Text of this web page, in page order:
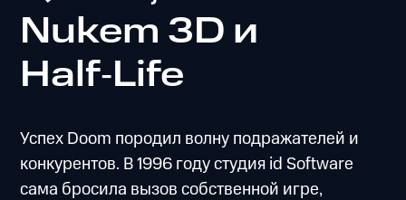
Nukem 3D и
Half‑Life
Успех Doom породил волну подражателей и
конкурентов. В 1996 году студия id Software
сама бросила вызов собственной игре,